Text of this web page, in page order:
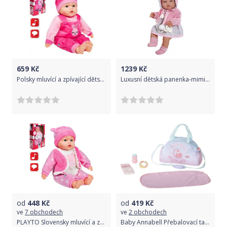
659 Kč
Polsky mluvící a zpívající dětská panenka PlayTo Zosia 46 cm, Růžová
1239 Kč
Luxusní dětská panenka-miminko Berbesa Amanda 43cm, Růžová
od 448 Kč
ve 7 obchodech
PLAYTO Slovensky mluvící a zpívající dětská panenka PlayTo Marika 46 cm
od 419 Kč
ve 2 obchodech
Baby Annabell Přebalovací taška růžovo-modrá